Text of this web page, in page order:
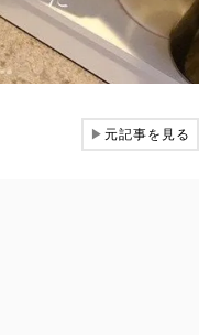
▶元記事を見る